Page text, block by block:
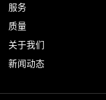
服务
质量
关于我们
新闻动态